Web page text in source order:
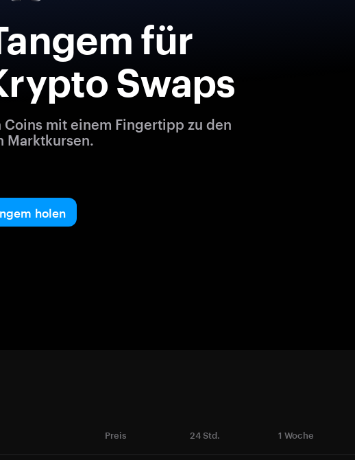
für
Swaps
Coins mit einem Fingertipp zu den
Marktkursen.
holen
Preis 24 Std. 1 Woche